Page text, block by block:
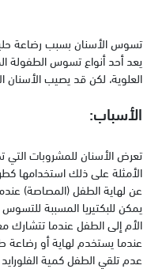
تسوس الأسنان بسبب رضاعة
يعد أحد أنواع تسوس الطفولة
العلوية، لكن قد يصيب الأسنان
الأسباب:
تعرض الأسنان للمشروبات
الأمثلة على ذلك استخدامها
عن لهاية الطفل (المصاصة)
يمكن للبكتيريا المسببة
الأم إلى الطفل عندما تتشارك
عندما يستخدم لهاية أو رضاعة
عدم تلقي الطفل كمية